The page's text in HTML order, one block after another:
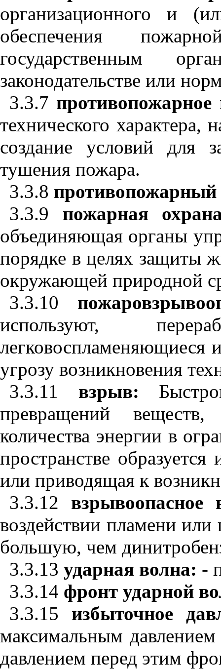
организационного и
обеспечения
государственным
законодательстве или
3.3.7 противопожарное
технического
создание условий для
тушения пожара.
3.3.8
3.3.9
пожарная
объединяющая органы
порядке в целях защиты
окружающей природной
3.3.10
используют,
легковоспламеняющиеся
угрозу возникновения
3.3.11
взрыв:
превращений веществ,
количества энергии в
пространстве
или приводящая к
3.3.12
взрывоопасное
воздействии пламени или
большую, чем
3.3.13 ударная волна: -
3.3.14 фронт ударной
3.3.15
избыточное
максимальным
давлением перед этим